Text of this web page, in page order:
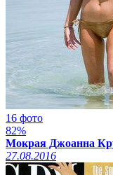
16 фото
82%
Мокрая Джоанна
27.08.2016